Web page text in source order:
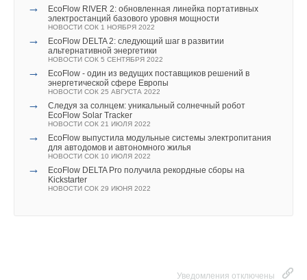
→
EcoFlow RIVER 2: обновленная линейка портативных
электростанций базового уровня мощности
НОВОСТИ СОК 1 НОЯБРЯ 2022
→
EcoFlow DELTA 2: следующий шаг в развитии
альтернативной энергетики
НОВОСТИ СОК 5 СЕНТЯБРЯ 2022
→
EcoFlow - один из ведущих поставщиков решений в
энергетической сфере Европы
НОВОСТИ СОК 25 АВГУСТА 2022
→
Следуя за солнцем: уникальный солнечный робот
EcoFlow Solar Tracker
НОВОСТИ СОК 21 ИЮЛЯ 2022
→
EcoFlow выпустила модульные системы электропитания
для автодомов и автономного жилья
НОВОСТИ СОК 10 ИЮЛЯ 2022
→
EcoFlow DELTA Pro получила рекордные сборы на
Kickstarter
НОВОСТИ СОК 29 ИЮНЯ 2022
Уведомления отключены
Уведомления отключены
Комментарии
В этой теме еще нет комментариев
Добавить комментарий
Ваше имя *
Совета Федерации Федерального собрания Российской
Федерации;
Комитета по энергетике Государственной Думы
Российской Федерации;
Ассоциации малой энергетики;
Ассоциации «Энргоинновация»;
Ассоциации «Мособлтеплоэнерго»;
Национальной Ассоциации водоснажения
и водоотведения;
Ассоциации НАЭВИ;
Клуба теплоэнергетиков «Флогистон»/МПНУ
«Энерготехмонтаж»;
Ассоциации компрессорных заводов